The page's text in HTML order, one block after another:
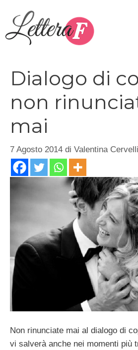
contenuto
Dialogo di
non
mai
7 Agosto 2014 di Valentina Cervelli
Non rinunciate mai al dialogo di
vi salverà anche nei momenti più